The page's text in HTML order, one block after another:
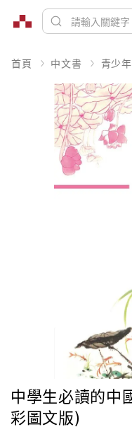
首頁 中文書 青少年
中學生必讀的中
彩圖文版)